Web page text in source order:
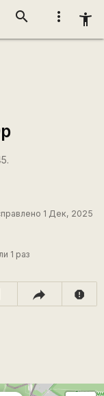
more_vert accessibility_new
search
1 Дек, 2025
1 раз
report